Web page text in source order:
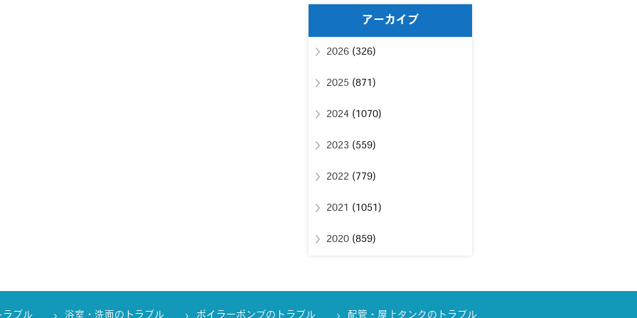
アーカイブ
2026(326)
2025 (871)
2024(1070)
2023 (559)
2022(779)
2021 (1051)
2020(859)
ラブル 浴室・洗面のトラブル ボイラーポンプのトラブル 配管・屋上タンクのトラブル